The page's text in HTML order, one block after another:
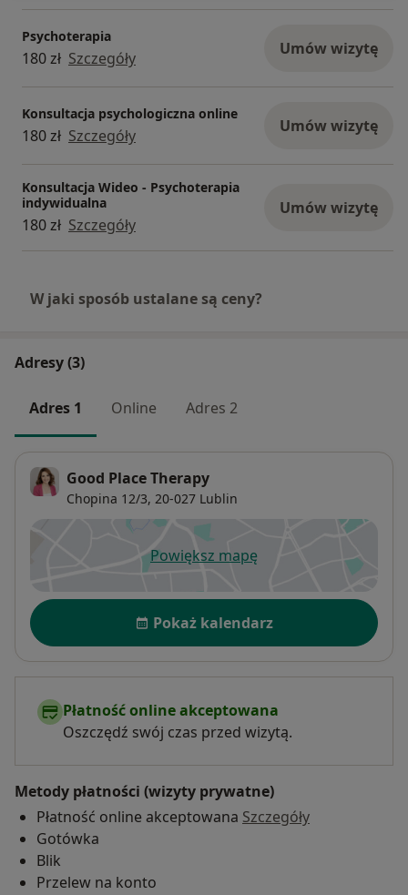
Psychoterapia
180 zł Szczegóły Umów wizytę
Konsultacja psychologiczna online
180 zł Szczegóły Umów wizytę
Konsultacja Wideo - Psychoterapia
indywidualna
180 zł Szczegóły
Umów wizytę
W jaki sposób ustalane są ceny?
Adresy (3)
Adres 1 Online Adres 2
Good Place Therapy
Chopina 12/3, 20-027 Lublin
Powiększ mapęotwiera się w nowej karcie
Dostępność
Pokaż kalendarz
Płatność online akceptowana
Oszczędź swój czas przed wizytą.
Metody płatności (wizyty prywatne)
Płatność online akceptowana Szczegóły
Gotówka
Blik
Przelew na konto